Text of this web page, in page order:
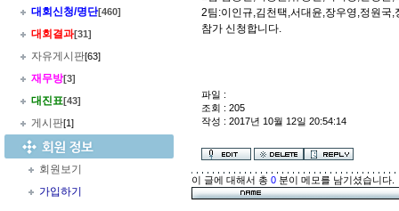
대회신청/명단[460]
대회결과[31]
자유게시판[63]
재무방[3]
대진표[43]
게시판[1]
회원보기
가입하기
2팀:이인규,김천택,서대윤,장우영,정원국,
참가 신청합니다.
파일 :
조회 : 205
작성 : 2017년 10월 12일 20:54:14
이 글에 대해서 총 0 분이 메모를 남기셨습니다.